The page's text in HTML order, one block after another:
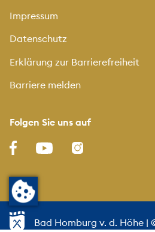
Impressum
Datenschutz
Erklärung zur Barrierefreiheit
Barriere melden
Folgen Sie uns auf
Bad Homburg v. d. Höhe |